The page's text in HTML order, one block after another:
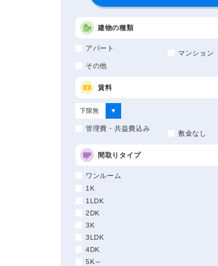
建物の種類
アパート
マンション
その他
賃料
管理費・共益費込み
敷金なし
間取りタイプ
ワンルーム
1K
1LDK
2DK
3K
3LDK
4DK
5K～